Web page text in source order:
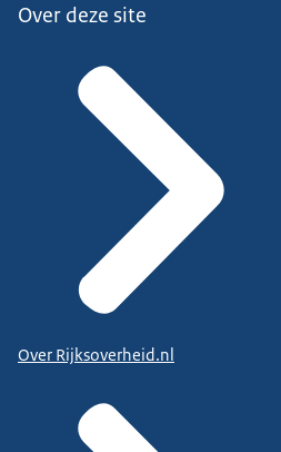
Over deze site
Over Rijksoverheid.nl